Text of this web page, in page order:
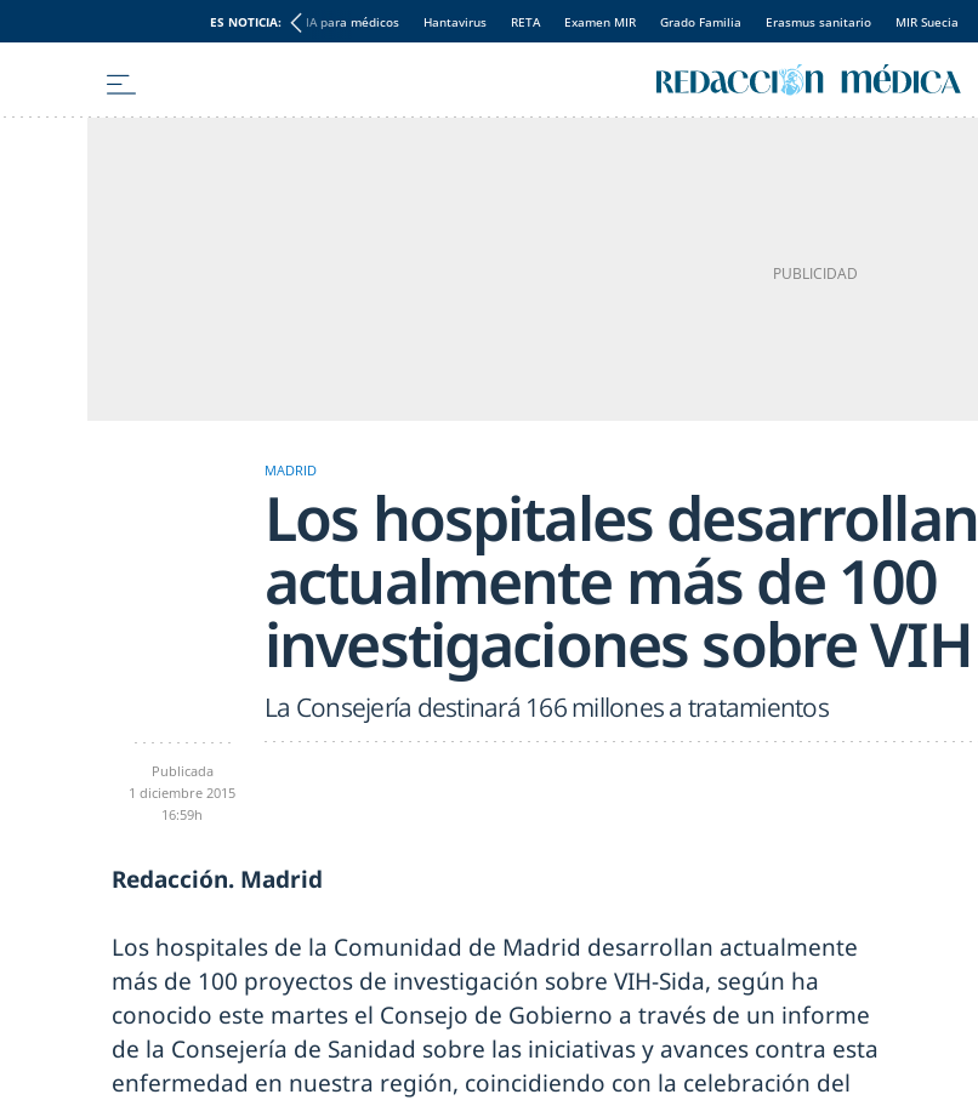
ES NOTICIA: IA para médicos Hantavirus RETA Examen MIR Grado Familia Erasmus sanitario MIR Suecia
MADRID
Los hospitales desarrollan
actualmente más de 100
investigaciones sobre VIH
La Consejería destinará 166 millones a tratamientos
Publicada
1 diciembre 2015
16:59h
Redacción. Madrid
Los hospitales de la Comunidad de Madrid desarrollan actualmente
más de 100 proyectos de investigación sobre VIH-Sida, según ha
conocido este martes el Consejo de Gobierno a través de un informe
de la Consejería de Sanidad sobre las iniciativas y avances contra esta
enfermedad en nuestra región, coincidiendo con la celebración del